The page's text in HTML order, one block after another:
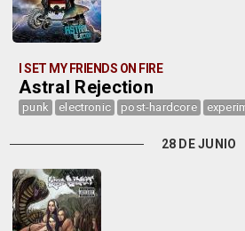
I SET MY FRIENDS ON FIRE
Astral Rejection
punk electronic post-hardcore
28 DE JUNIO